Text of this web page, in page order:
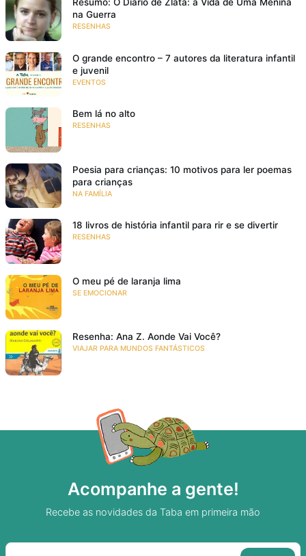
Resumo: O Diário de Zlata: a Vida de Uma Menina
na Guerra
RESENHAS
O grande encontro – 7 autores da literatura infantil
e juvenil
EVENTOS
Bem lá no alto
RESENHAS
Poesia para crianças: 10 motivos para ler poemas
para crianças
NA FAMÍLIA
18 livros de história infantil para rir e se divertir
RESENHAS
O meu pé de laranja lima
SE EMOCIONAR
Resenha: Ana Z. Aonde Vai Você?
VIAJAR PARA MUNDOS FANTÁSTICOS
Acompanhe a gente!
Recebe as novidades da Taba em primeira mão